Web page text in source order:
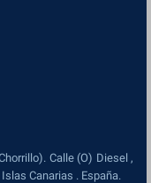
Calle (O) Diesel ,
Canarias . España.